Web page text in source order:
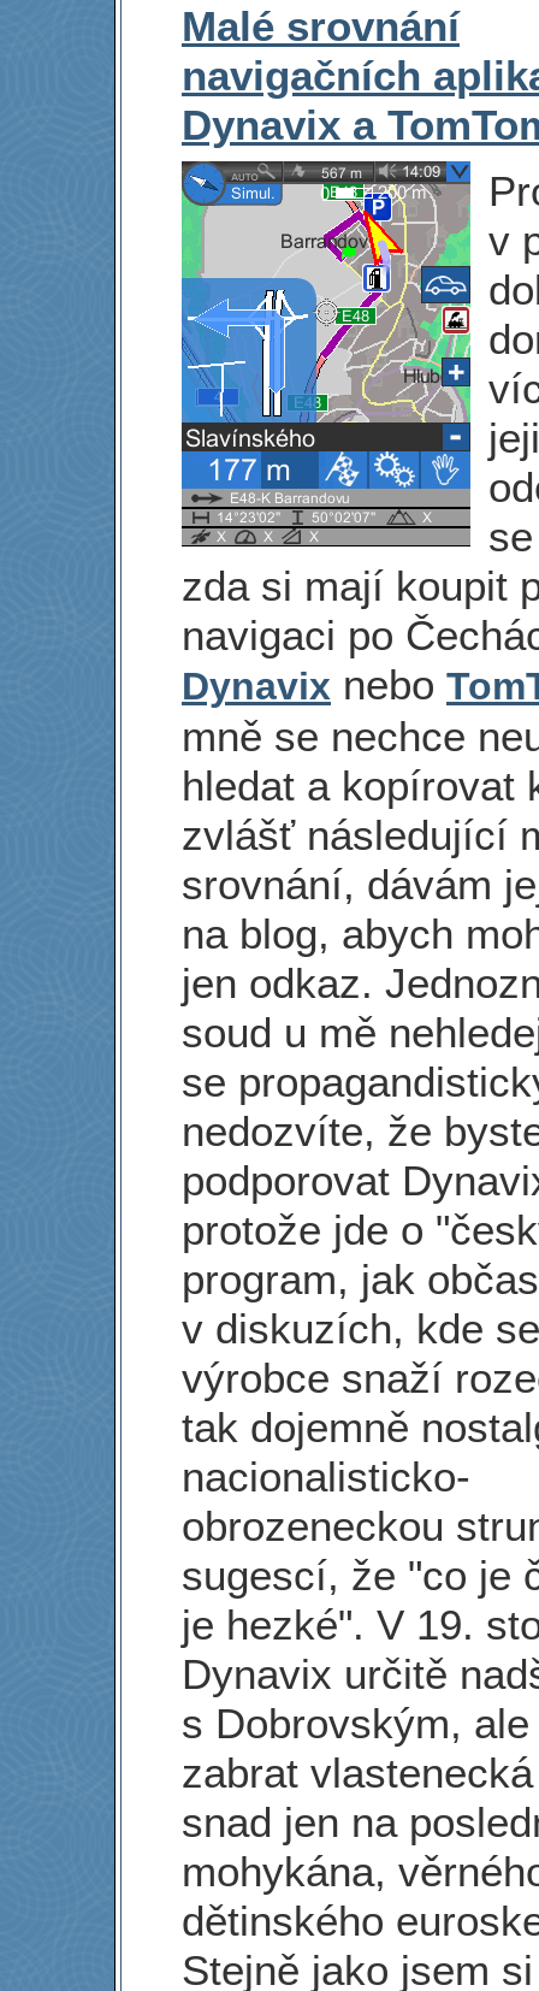
Malé srovnání
navigačních
Dynavix a
v
zda si mají koupit
navigaci po
Dynavix nebo
mně se nechce
hledat a kopírovat
zvlášť následující
srovnání, dávám
na blog, abych
jen odkaz.
soud u mě
se
nedozvíte, že
podporovat
protože jde o
program, jak
v diskuzích, kde
výrobce snaží
tak dojemně
nacionalisticko-
obrozeneckou
sugescí, že "co je
je hezké". V 19.
Dynavix určitě
s Dobrovským,
zabrat
snad jen na
mohykána,
dětinského
Stejně jako jsem